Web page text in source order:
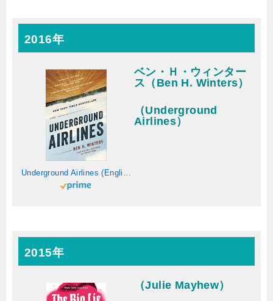
2016年
Underground Airlines (English Edition)
ベン・Ｈ・ウィンター
ス（Ben H. Winters）
（Underground
Airlines）
2015年
（Julie Mayhew）